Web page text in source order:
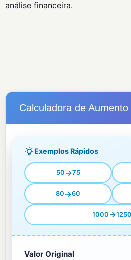
análise financeira.
Calculadora de
Exemplos Rápidos
50 →75
80 →60
1000 →1250
Valor Original